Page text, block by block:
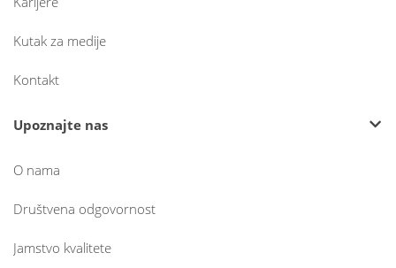
Kutak za medije
Kontakt
Upoznajte nas
O nama
Društvena odgovornost
Jamstvo kvalitete